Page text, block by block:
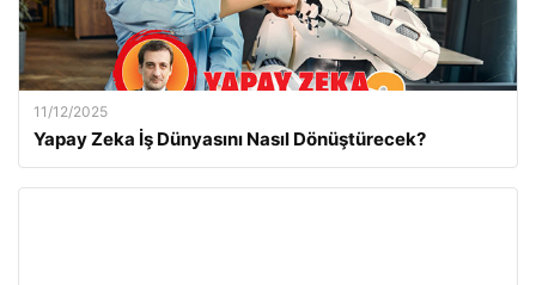
11/12/2025
Yapay Zeka İş Dünyasını Nasıl Dönüştürecek?